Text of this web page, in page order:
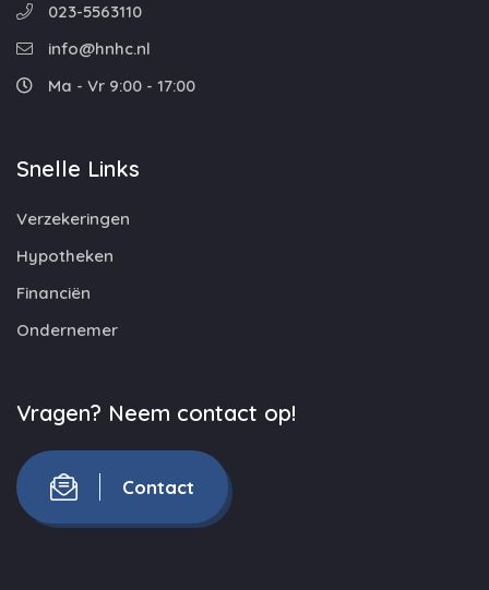
023-5563110
info@hnhc.nl
Ma - Vr 9:00 - 17:00
Snelle Links
Verzekeringen
Hypotheken
Financiën
Ondernemer
Vragen? Neem contact op!
Contact